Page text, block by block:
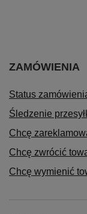
ZAMÓWIENIA
Status
Śledzenie
Chcę
Chcę zwrócić
Chcę wymienić